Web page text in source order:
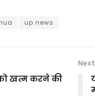
up news
खत्म करने की